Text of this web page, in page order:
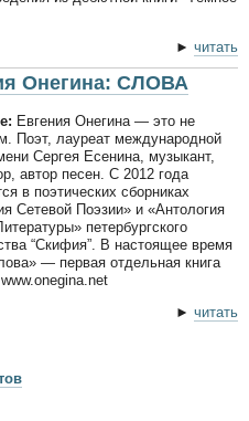
► читать
Онегина: СЛОВА
Евгения Онегина — это не
Поэт, лауреат международной
Сергея Есенина, музыкант,
автор песен. С 2012 года
в поэтических сборниках
Сетевой Поэзии» и «Антология
петербургского
“Скифия”. В настоящее время
— первая отдельная книга
► читать